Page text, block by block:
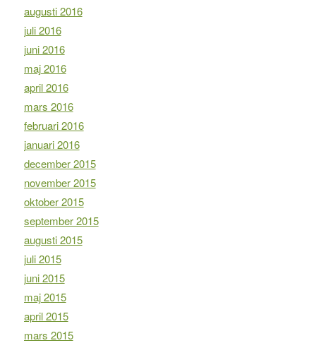
augusti 2016
juli 2016
juni 2016
maj 2016
april 2016
mars 2016
februari 2016
januari 2016
december 2015
november 2015
oktober 2015
september 2015
augusti 2015
juli 2015
juni 2015
maj 2015
april 2015
mars 2015